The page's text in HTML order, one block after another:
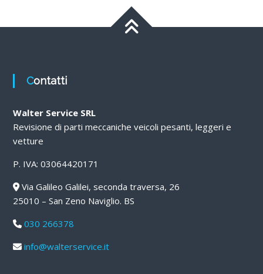
Contatti
Walter Service SRL
Revisione di parti meccaniche veicoli pesanti, leggeri e
vetture
P. IVA: 03064420171
Via Galileo Galilei, seconda traversa, 26
25010 – San Zeno Naviglio. BS
030 266378
info@walterservice.it